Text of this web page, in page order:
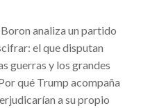
analiza un partido
el que disputan
guerras y los grandes
qué Trump acompaña
a su propio